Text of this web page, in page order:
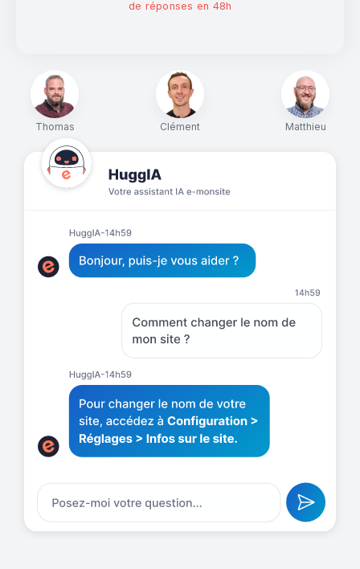
Thomas Clément Matthieu
de réponses en 48h